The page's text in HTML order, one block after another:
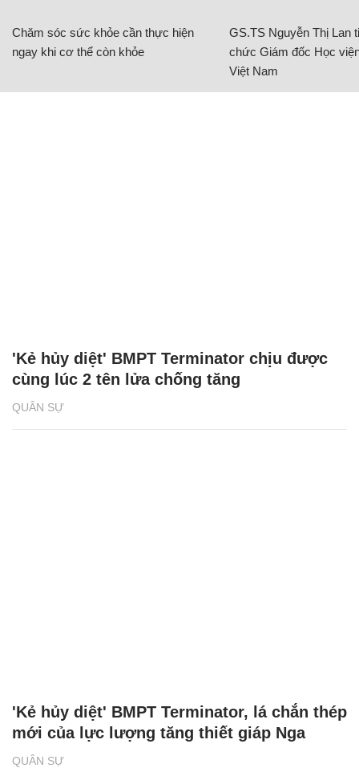
Chăm sóc sức khỏe cần thực hiện
ngay khi cơ thể còn khỏe
GS.TS Nguyễn Thị Lan
chức Giám đốc Học
Việt Nam
QUÂN SỰ
'Kẻ hủy diệt' BMPT Terminator chịu được
cùng lúc 2 tên lửa chống tăng
QUÂN SỰ
'Kẻ hủy diệt' BMPT Terminator, lá chắn thép
mới của lực lượng tăng thiết giáp Nga